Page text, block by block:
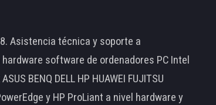
Asistencia técnica y soporte a
software de ordenadores PC Intel
BENQ DELL HP HUAWEI FUJITSU
y HP ProLiant a nivel hardware y